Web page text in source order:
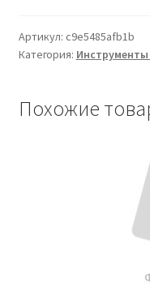
Upcycled
Sensitive
Артикул: c9e5485afb1b
Категория:
Похожие